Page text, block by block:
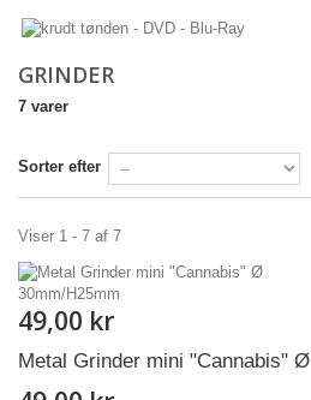
GRINDER
7 varer
Sorter efter
Viser 1 - 7 af 7
49,00 kr
Metal Grinder mini "Cannabis"